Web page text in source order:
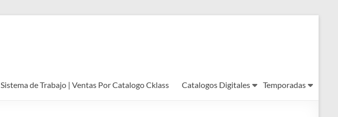
Sistema de Trabajo | Ventas Por Catalogo Cklass Catalogos Digitales Temporadas